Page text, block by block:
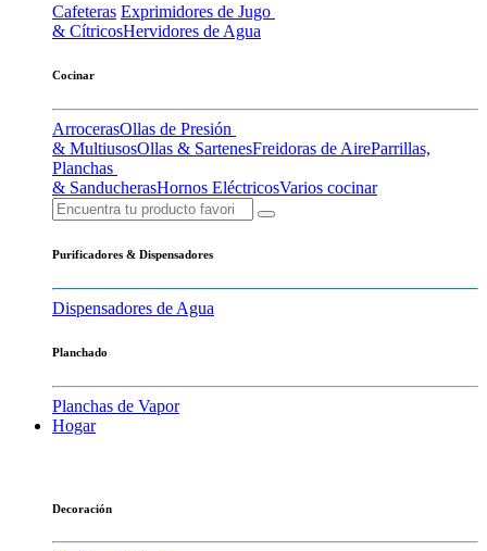
Cafeteras Exprimidores de Jugo
& CítricosHervidores de Agua
Cocinar
ArrocerasOllas de Presión
& MultiusosOllas & SartenesFreidoras de AireParrillas,
Planchas
& SanducherasHornos EléctricosVarios cocinar
Purificadores & Dispensadores
Dispensadores de Agua
Planchado
Planchas de Vapor
Hogar
Decoración